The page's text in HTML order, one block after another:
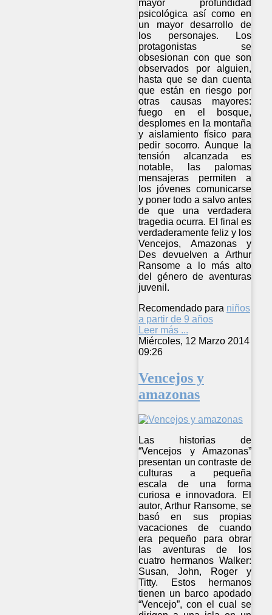
mayor profundidad
psicológica así como en
un mayor desarrollo de
los personajes. Los
protagonistas se
obsesionan con que son
observados por alguien,
hasta que se dan cuenta
que están en riesgo por
otras causas mayores:
fuego en el bosque,
desplomes en la montaña
y aislamiento físico para
pedir socorro. Aunque la
tensión alcanzada es
notable, las palomas
mensajeras permiten a
los jóvenes comunicarse
y poner todo a salvo antes
de que una verdadera
tragedia ocurra. El final es
verdaderamente feliz y los
Vencejos, Amazonas y
Des devuelven a Arthur
Ransome a lo más alto
del género de aventuras
juvenil.
Recomendado para niños
a partir de 9 años
Leer más ...
Miércoles, 12 Marzo 2014
09:26
Vencejos y
amazonas
Las historias de
“Vencejos y Amazonas”
presentan un contraste de
culturas a pequeña
escala de una forma
curiosa e innovadora. El
autor, Arthur Ransome, se
basó en sus propias
vacaciones de cuando
era pequeño para obrar
las aventuras de los
cuatro hermanos Walker:
Susan, John, Roger y
Titty. Estos hermanos
tienen un barco apodado
“Vencejo”, con el cual se